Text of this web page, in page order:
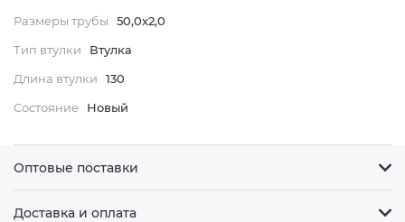
Размеры трубы
50,0x2,0
Тип втулки
Втулка
Длина втулки
130
Состояние
Новый
Оптовые поставки
Доставка и оплата